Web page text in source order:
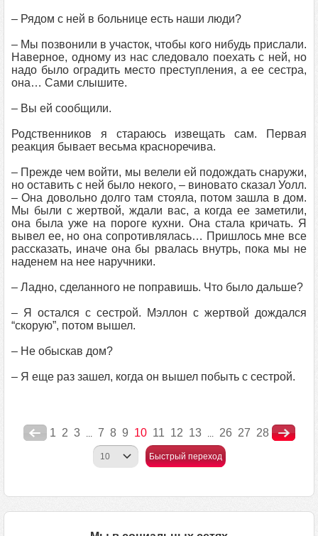
– Рядом с ней в больнице есть наши люди?
– Мы позвонили в участок, чтобы кого нибудь прислали.
Наверное, одному из нас следовало поехать с ней, но
надо было оградить место преступления, а ее сестра,
она… Сами слышите.
– Вы ей сообщили.
Родственников я стараюсь извещать сам. Первая
реакция бывает весьма красноречива.
– Прежде чем войти, мы велели ей подождать снаружи,
но оставить с ней было некого, – виновато сказал Уолл.
– Она довольно долго там стояла, потом зашла в дом.
Мы были с жертвой, ждали вас, а когда ее заметили,
она была уже на пороге кухни. Она стала кричать. Я
вывел ее, но она сопротивлялась… Пришлось мне все
рассказать, иначе она бы рвалась внутрь, пока мы не
наденем на нее наручники.
– Ладно, сделанного не поправишь. Что было дальше?
– Я остался с сестрой. Мэллон с жертвой дождался
“скорую”, потом вышел.
– Не обыскав дом?
– Я еще раз зашел, когда он вышел побыть с сестрой.
1 2 3 ... 7 8 9 10 11 12 13 ... 26 27 28
Быстрый переход